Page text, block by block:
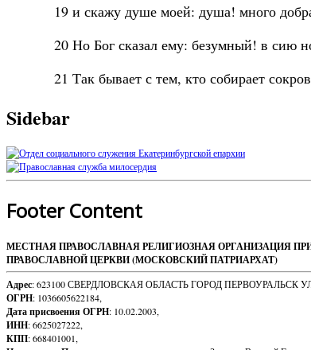
19 и скажу душе моей: душа! много
20 Но Бог сказал ему: безумный! в сию
21 Так бывает с тем, кто собирает
Sidebar
Footer Content
МЕСТНАЯ ПРАВОСЛАВНАЯ РЕЛИГИОЗНАЯ ОРГАНИЗАЦИЯ
ПРАВОСЛАВНОЙ ЦЕРКВИ (МОСКОВСКИЙ ПАТРИАРХАТ)
Адрес: 623100 СВЕРДЛОВСКАЯ ОБЛАСТЬ ГОРОД
ОГРН: 1036605622184,
Дата присвоения ОГРН: 10.02.2003,
ИНН: 6625027222,
КПП: 668401001,